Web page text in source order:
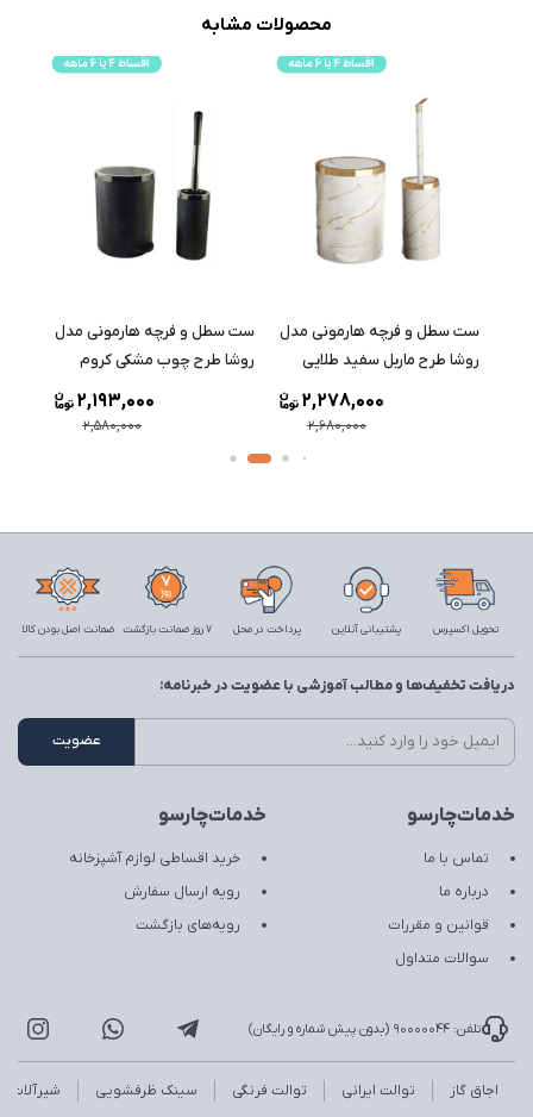
محصولات مشابه
ست سطل و فرچه هارمونی مدل
روشا طرح ماربل سفید طلایی
2,680,000
2,278,000
ست سطل و فرچه هارمونی مدل
روشا طرح چوب مشکی کروم
2,580,000
2,193,000
تحویل اکسپرس پشتیبانی آنلاین پرداخت در محل 7 روز ضمانت بازگشت ضمانت اصل بودن کالا
خدمات‌چارسو
تماس با ما
درباره ما
قوانین و مقررات
سوالات متداول
خدمات‌چارسو
خرید اقساطی لوازم آشپزخانه
رویه ارسال سفارش
رویه‌های بازگشت
دریافت تخفیف‌ها و مطالب آموزشی با عضویت در خبرنامه:
تلفن: 90000044 (بدون پیش شماره و رایگان)
اجاق گاز توالت ایرانی توالت فرنگی سینک ظرفشویی شیرآلات